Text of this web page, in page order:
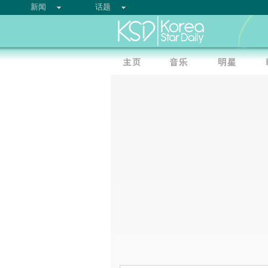
新闻 话题